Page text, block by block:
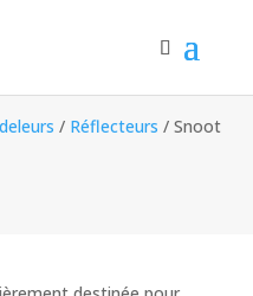
/ Réflecteurs / Snoot